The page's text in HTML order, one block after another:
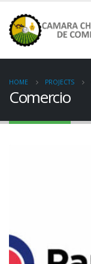
HOME PROJECTS
Comercio